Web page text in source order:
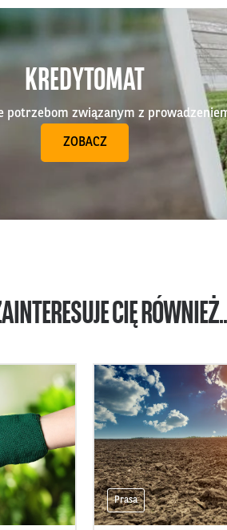
KREDYTOMAT
potrzebom związanym z
ZOBACZ
CIĘ
Prasa